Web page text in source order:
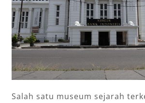
Salah satu museum sejarah